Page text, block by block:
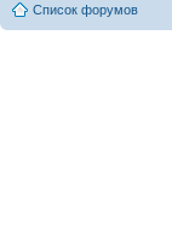
Список форумов